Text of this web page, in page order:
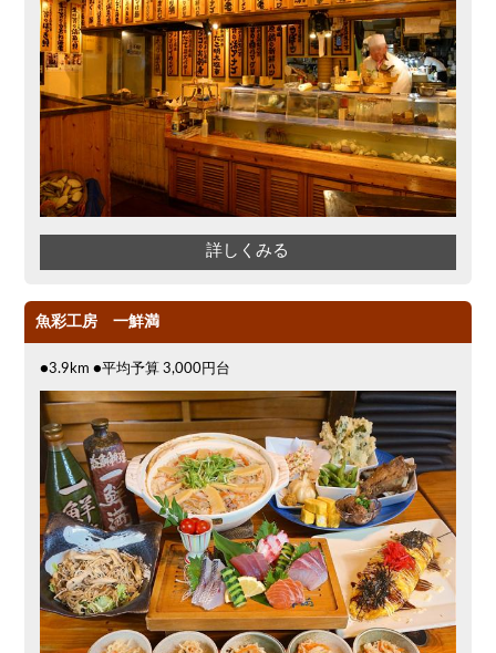
詳しくみる
魚彩工房 一鮮満
●3.9km ●平均予算 3,000円台